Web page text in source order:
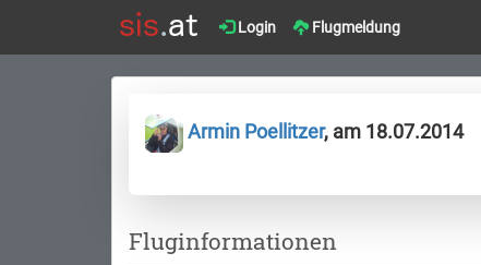
Login Flugmeldung
Armin Poellitzer, am 18.07.2014
Fluginformationen